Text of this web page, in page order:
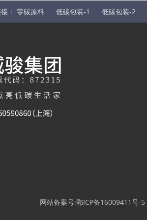
： 零碳原料 低碳包装-1 低碳包装-2
网站备案号:鄂ICP备16009411号-5